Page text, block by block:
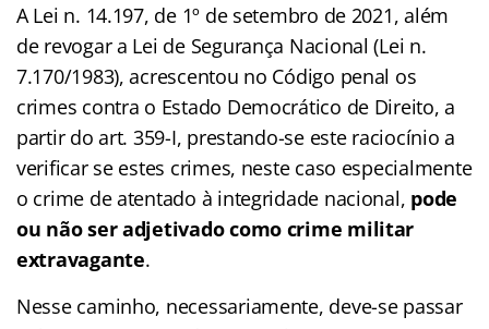
A Lei n. 14.197, de 1º de setembro de 2021, além
de revogar a Lei de Segurança Nacional (Lei n.
7.170/1983), acrescentou no Código penal os
crimes contra o Estado Democrático de Direito, a
partir do art. 359-I, prestando-se este raciocínio a
verificar se estes crimes, neste caso especialmente
o crime de atentado à integridade nacional, pode
ou não ser adjetivado como crime militar
extravagante.
Nesse caminho, necessariamente, deve-se passar